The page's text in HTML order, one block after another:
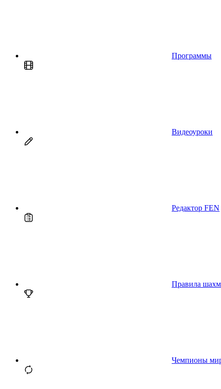
Программы
Видеоуроки
Редактор FEN
Правила
Чемпионы